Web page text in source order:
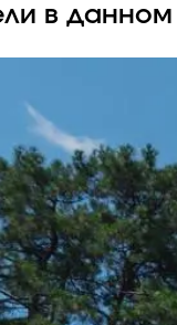
в данном